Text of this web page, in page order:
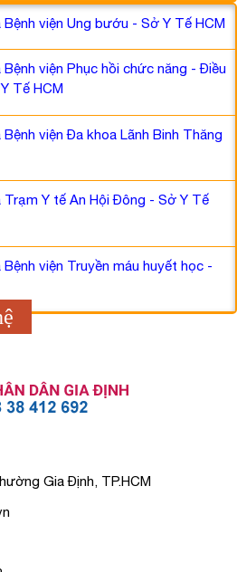
viện Ung bướu - Sở Y Tế HCM
viện Phục hồi chức năng - Điều
Tế HCM
viện Đa khoa Lãnh Binh Thăng
Y tế An Hội Đông - Sở Y Tế
viện Truyền máu huyết học -
Gia Định, TP.HCM